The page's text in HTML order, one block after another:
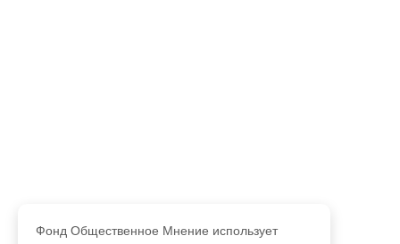
Фонд Общественное Мнение использует